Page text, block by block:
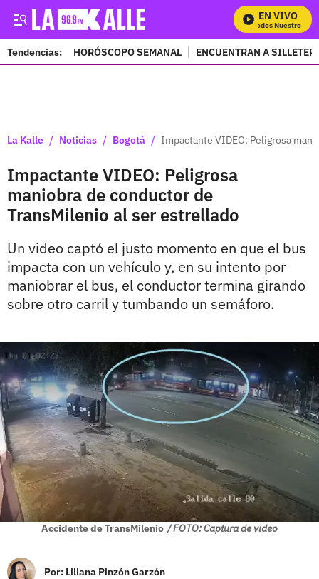
EN VIVO
Mira Todos Nuestros
Tendencias: HORÓSCOPO SEMANAL ENCUENTRAN A
La Kalle / Noticias / Bogotá / Impactante VIDEO: Peligrosa
Impactante VIDEO: Peligrosa
maniobra de conductor de
TransMilenio al ser estrellado
Un video captó el justo momento en que el bus
impacta con un vehículo y, en su intento por
maniobrar el bus, el conductor termina girando
sobre otro carril y tumbando un semáforo.
Accidente de TransMilenio / FOTO: Captura de video
Por: Liliana Pinzón Garzón